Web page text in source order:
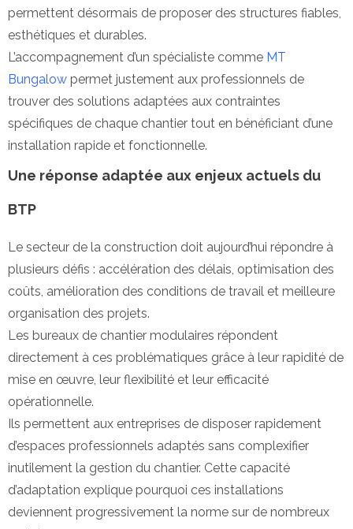
permettent désormais de proposer des structures fiables,
esthétiques et durables.
L’accompagnement d’un spécialiste comme MT
Bungalow permet justement aux professionnels de
trouver des solutions adaptées aux contraintes
spécifiques de chaque chantier tout en bénéficiant d’une
installation rapide et fonctionnelle.
Une réponse adaptée aux enjeux actuels du
BTP
Le secteur de la construction doit aujourd’hui répondre à
plusieurs défis : accélération des délais, optimisation des
coûts, amélioration des conditions de travail et meilleure
organisation des projets.
Les bureaux de chantier modulaires répondent
directement à ces problématiques grâce à leur rapidité de
mise en œuvre, leur flexibilité et leur efficacité
opérationnelle.
Ils permettent aux entreprises de disposer rapidement
d’espaces professionnels adaptés sans complexifier
inutilement la gestion du chantier. Cette capacité
d’adaptation explique pourquoi ces installations
deviennent progressivement la norme sur de nombreux